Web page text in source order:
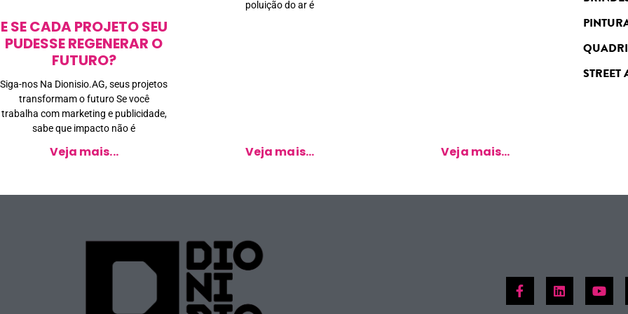
E SE CADA PROJETO SEU
PUDESSE REGENERAR O
FUTURO?
Siga-nos Na Dionisio.AG, seus projetos
transformam o futuro Se você
trabalha com marketing e publicidade,
sabe que impacto não é
Veja mais...
poluição do ar é
Veja mais... Veja mais...
STREET